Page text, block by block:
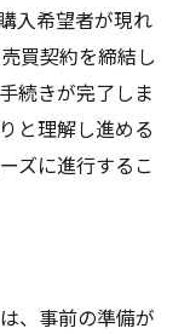
入希望者が現れ
買契約を締結し
続きが完了しま
と理解し進める
ズに進行するこ
、事前の準備が